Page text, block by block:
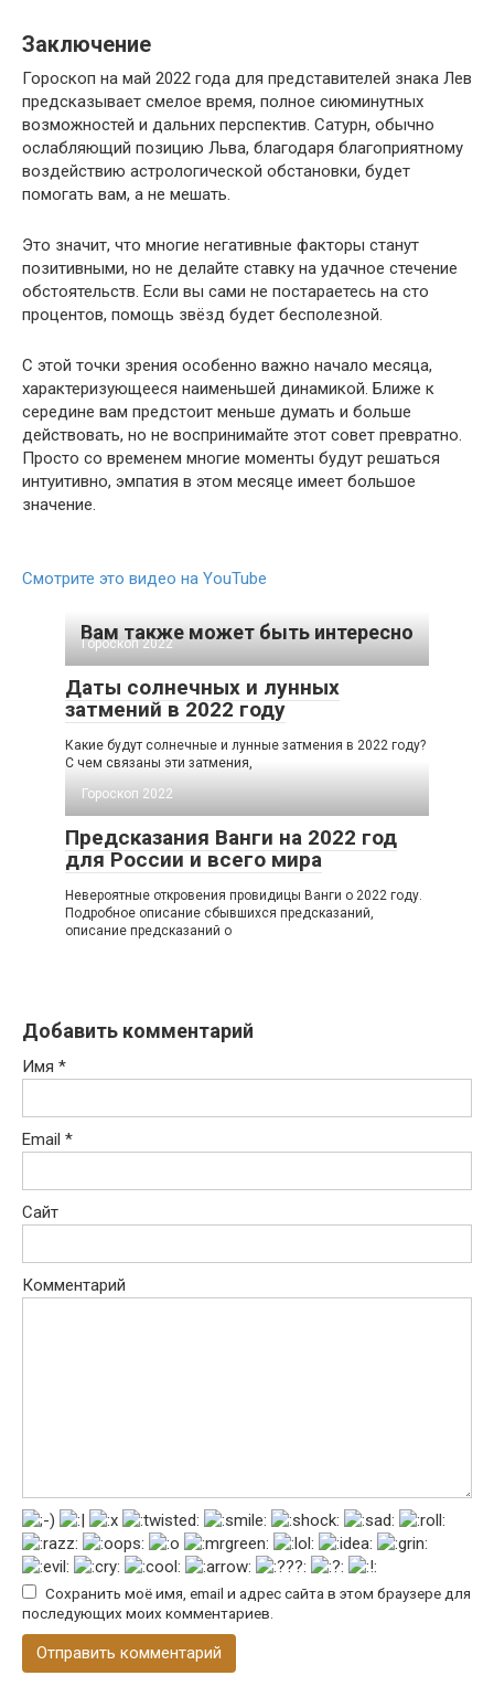
Заключение
Гороскоп на май 2022 года для представителей знака Лев
предсказывает смелое время, полное сиюминутных
возможностей и дальних перспектив. Сатурн, обычно
ослабляющий позицию Льва, благодаря благоприятному
воздействию астрологической обстановки, будет
помогать вам, а не мешать.
Это значит, что многие негативные факторы станут
позитивными, но не делайте ставку на удачное стечение
обстоятельств. Если вы сами не постараетесь на сто
процентов, помощь звёзд будет бесполезной.
С этой точки зрения особенно важно начало месяца,
характеризующееся наименьшей динамикой. Ближе к
середине вам предстоит меньше думать и больше
действовать, но не воспринимайте этот совет превратно.
Просто со временем многие моменты будут решаться
интуитивно, эмпатия в этом месяце имеет большое
значение.
Смотрите это видео на YouTube
Вам также может быть интересно
Гороскоп 2022
Даты солнечных и лунных
затмений в 2022 году
Какие будут солнечные и лунные затмения в 2022 году?
С чем связаны эти затмения,
Гороскоп 2022
Предсказания Ванги на 2022 год
для России и всего мира
Невероятные откровения провидицы Ванги о 2022 году.
Подробное описание сбывшихся предсказаний,
описание предсказаний о
Добавить комментарий
Имя *
Email *
Сайт
Комментарий
Сохранить моё имя, email и адрес сайта в этом браузере для
последующих моих комментариев.